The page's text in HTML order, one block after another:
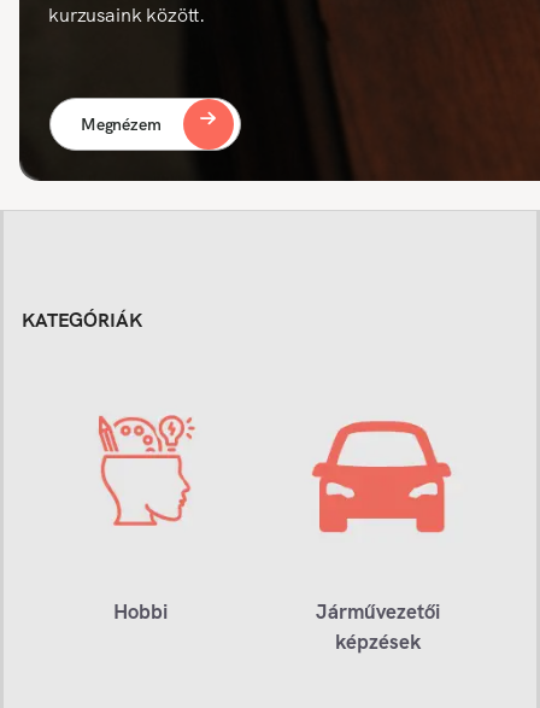
kurzusaink között.
Megnézem
KATEGÓRIÁK
Hobbi
Járművezetői
képzések